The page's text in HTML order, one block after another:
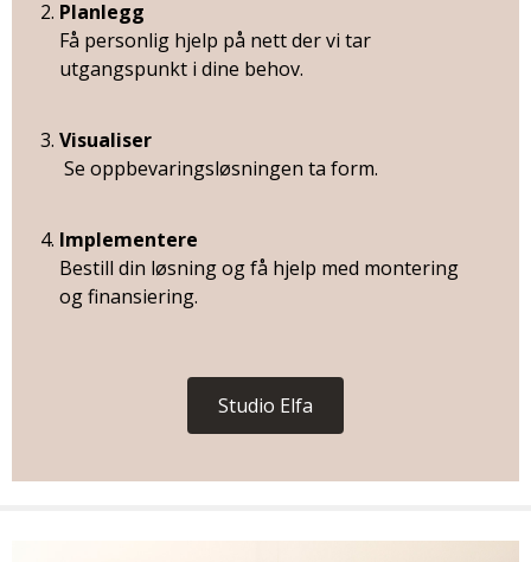
Planlegg
Få personlig hjelp på nett der vi tar
utgangspunkt i dine behov.
Visualiser
Se oppbevaringsløsningen ta form.
Implementere
Bestill din løsning og få hjelp med montering
og finansiering.
Studio Elfa